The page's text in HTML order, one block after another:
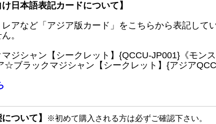
け日本語表記カードについて】
アなど「アジア版カード」をこちらから表記して
。
ジシャン【シークレット】{QCCU-JP001}《モン
ブラックマジシャン【シークレット】{アジア
ついて】 ※初めて購入される方は必ずご確認下さい。